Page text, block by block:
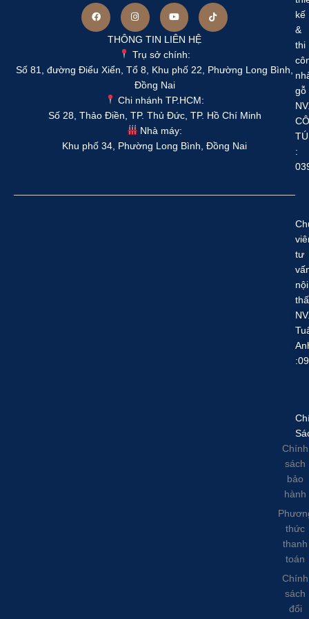
THÔNG TIN LIÊN HỆ
Trụ sở chính:
Số 81, đường Điểu Xiển, Tổ 8, Khu phố 22, Phường Long Bình,
Đồng Nai
Chi nhánh TP.HCM:
Số 28, Thảo Điền, TP. Thủ Đức, TP. Hồ Chí Minh
Nhà máy:
Khu phố 34, Phường Long Bình, Đồng Nai
kế
&
thi
gỗ
TÚ
:
tư
nội
Chính
sách
bảo
hành
thức
thanh
toán
Chính
sách
đổi